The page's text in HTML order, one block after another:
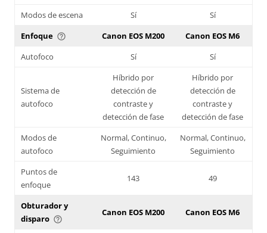
Modos de escena
Sí
Sí
Enfoque help_outline Canon EOS M200
Canon EOS M6
Autofoco
Sí Sí
Sistema de
autofoco
Híbrido por
detección de
contraste y
detección de fase
Híbrido por
detección de
contraste y
detección de fase
Modos de
autofoco
Normal, Continuo,
Seguimiento
Normal, Continuo,
Seguimiento
Puntos de
enfoque
143 49
Obturador y
disparo help_outline
Canon EOS M200 Canon EOS M6